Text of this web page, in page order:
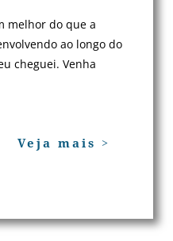
melhor do que a
ao longo do
cheguei. Venha
Veja mais >